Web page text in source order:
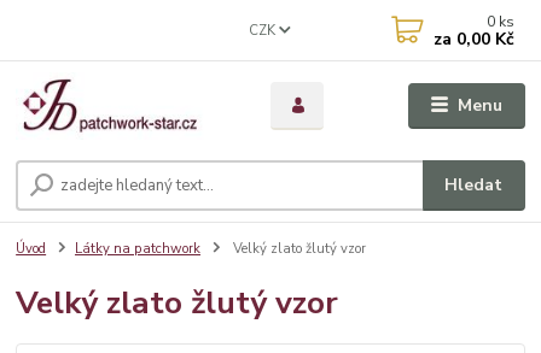
Menu
CZK
Hledat
0 ks
za 0,00 Kč
Úvod Látky na patchwork Velký zlato žlutý vzor
Velký zlato žlutý vzor